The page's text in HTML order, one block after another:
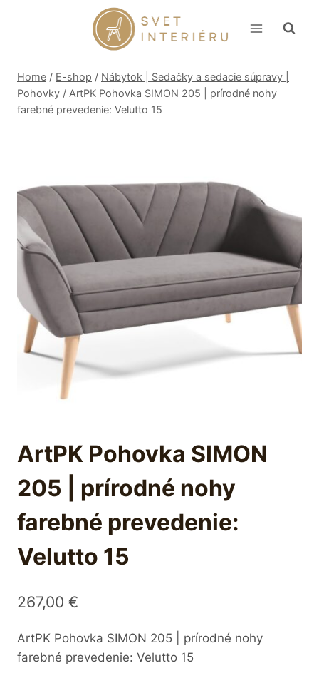
Home / E-shop / Nábytok | Sedačky a sedacie súpravy |
Pohovky / ArtPK Pohovka SIMON 205 | prírodné nohy
farebné prevedenie: Velutto 15
ArtPK Pohovka SIMON
205 | prírodné nohy
farebné prevedenie:
Velutto 15
267,00 €
ArtPK Pohovka SIMON 205 | prírodné nohy
farebné prevedenie: Velutto 15